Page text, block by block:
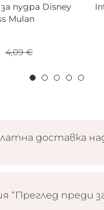
пудра Disney
Mulan
4,09 €
доставка
“Преглед преди